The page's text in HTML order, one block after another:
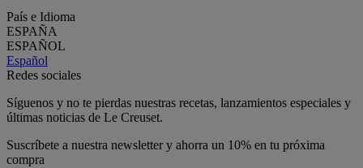
País e Idioma
ESPAÑA
ESPAÑOL
Español
Redes sociales
Síguenos y no te pierdas nuestras recetas, lanzamientos especiales y
últimas noticias de Le Creuset.
Suscríbete a nuestra newsletter y ahorra un 10% en tu próxima
compra